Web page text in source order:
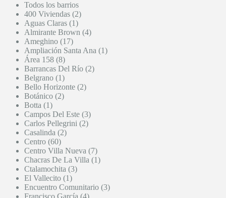
Todos los barrios
400 Viviendas (2)
Aguas Claras (1)
Almirante Brown (4)
Ameghino (17)
Ampliación Santa Ana (1)
Área 158 (8)
Barrancas Del Río (2)
Belgrano (1)
Bello Horizonte (2)
Botánico (2)
Botta (1)
Campos Del Este (3)
Carlos Pellegrini (2)
Casalinda (2)
Centro (60)
Centro Villa Nueva (7)
Chacras De La Villa (1)
Ctalamochita (3)
El Vallecito (1)
Encuentro Comunitario (3)